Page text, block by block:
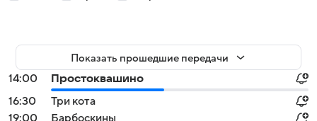
Показать прошедшие передачи
14:00
Простоквашино
16:30
Три кота
19:00
Барбоскины